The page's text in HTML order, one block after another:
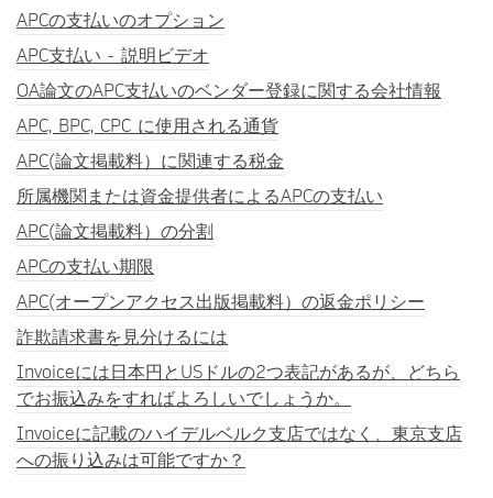
APCの支払いのオプション
APC支払い - 説明ビデオ
OA論文のAPC支払いのベンダー登録に関する会社情報
APC, BPC, CPC に使用される通貨
APC(論文掲載料）に関連する税金
所属機関または資金提供者によるAPCの支払い
APC(論文掲載料）の分割
APCの支払い期限
APC(オープンアクセス出版掲載料）の返金ポリシー
詐欺請求書を見分けるには
Invoiceには日本円とUSドルの2つ表記があるが、どちら
でお振込みをすればよろしいでしょうか。
Invoiceに記載のハイデルベルク支店ではなく、東京支店
への振り込みは可能ですか？